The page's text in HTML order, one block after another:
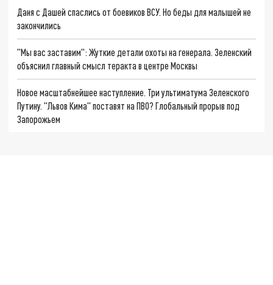
Даня с Дашей спаслись от боевиков ВСУ. Но беды для малышей не
закончились
"Мы вас заставим": Жуткие детали охоты на генерала. Зеленский
объяснил главный смысл теракта в центре Москвы
Новое масштабнейшее наступление. Три ультиматума Зеленского
Путину. "Львов Кима" поставят на ПВО? Глобальный прорыв под
Запорожьем